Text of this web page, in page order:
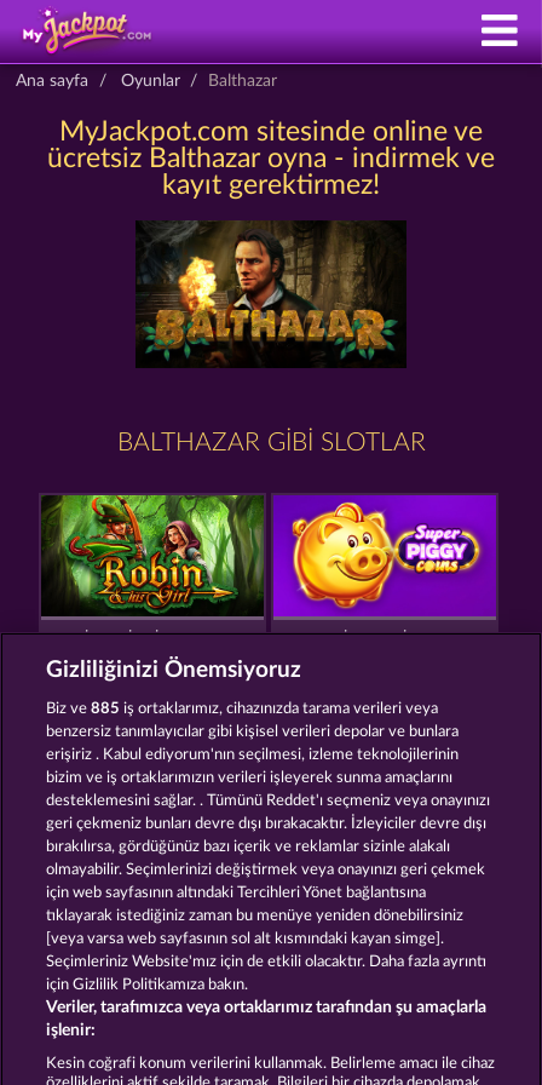
Ana sayfa Oyunlar Balthazar
MyJackpot.com sitesinde online ve
ücretsiz Balthazar oyna - indirmek ve
kayıt gerektirmez!
BALTHAZAR GIBI SLOTLAR
ROBIN & HIS GIRL SUPER PIGGY COINS
SECRET MISSION ROMAN LEGION XTREME
Hüküm ve Koşullar Gizlilik Beyanı
Şirket SSS Sözlük Ortaklık programı
Facebook
İptal talebini gönder
Gizliliğinizi Önemsiyoruz
Biz ve885 iş ortaklarımız, cihazınızda tarama verileri veya
benzersiz tanımlayıcılar gibi kişisel verileri depolar ve bunlara
erişiriz . Kabul ediyorum'nın seçilmesi, izleme teknolojilerinin
bizim ve iş ortaklarımızın verileri işleyerek sunma amaçlarını
desteklemesini sağlar. . Tümünü Reddet'ı seçmeniz veya onayınızı
geri çekmeniz bunları devre dışı bırakacaktır. İzleyiciler devre dışı
bırakılırsa, gördüğünüz bazı içerik ve reklamlar sizinle alakalı
olmayabilir. Seçimlerinizi değiştirmek veya onayınızı geri çekmek
için web sayfasının altındaki Tercihleri Yönet bağlantısına
tıklayarak istediğiniz zaman bu menüye yeniden dönebilirsiniz
[veya varsa web sayfasının sol alt kısmındaki kayan simge].
Seçimleriniz Website'mız için de etkili olacaktır. Daha fazla ayrıntı
için Gizlilik Politikamıza bakın.
Veriler, tarafımızca veya ortaklarımız tarafından şu amaçlarla
işlenir:
Kesin coğrafi konum verilerini kullanmak. Belirleme amacı ile cihaz